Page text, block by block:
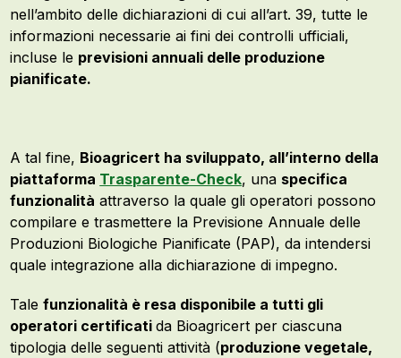
nell’ambito delle dichiarazioni di cui all’art. 39, tutte le
informazioni necessarie ai fini dei controlli ufficiali,
incluse le previsioni annuali delle produzione
pianificate.
A tal fine, Bioagricert ha sviluppato, all’interno della
piattaforma Trasparente-Check, una specifica
funzionalità attraverso la quale gli operatori possono
compilare e trasmettere la Previsione Annuale delle
Produzioni Biologiche Pianificate (PAP), da intendersi
quale integrazione alla dichiarazione di impegno.
Talefunzionalità è resa disponibile a tutti gli
operatori certificatida Bioagricert per ciascuna
tipologia delle seguenti attività (produzione vegetale,